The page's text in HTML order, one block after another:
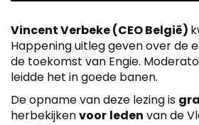
Vincent Verbeke (CEO België)
Happening uitleg geven over de
de toekomst van Engie.
leidde het in goede banen.
De opname van deze lezing is
herbekijkenvoor leden van de